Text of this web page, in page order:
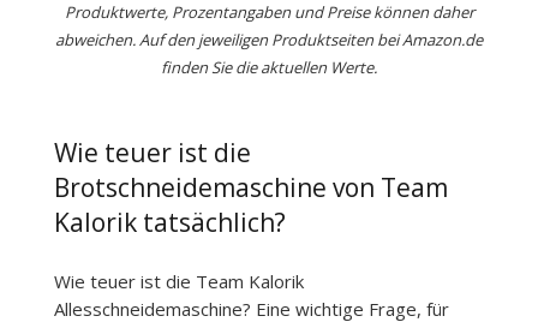
Produktwerte, Prozentangaben und Preise können daher
abweichen. Auf den jeweiligen Produktseiten bei Amazon.de
finden Sie die aktuellen Werte.
Wie teuer ist die
Brotschneidemaschine von Team
Kalorik tatsächlich?
Wie teuer ist die Team Kalorik
Allesschneidemaschine? Eine wichtige Frage, für